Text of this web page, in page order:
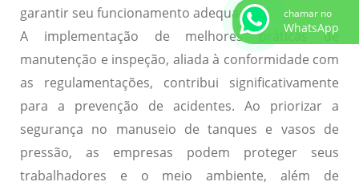
garantir seu funcionamento adequado.
A implementação de melhores práticas de
manutenção e inspeção, aliada à conformidade com
as regulamentações, contribui significativamente
para a prevenção de acidentes. Ao priorizar a
segurança no manuseio de tanques e vasos de
pressão, as empresas podem proteger seus
trabalhadores e o meio ambiente, além de
chamar no
WhatsApp